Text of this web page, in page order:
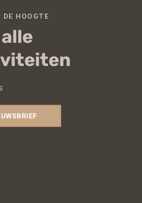
HOOGTE